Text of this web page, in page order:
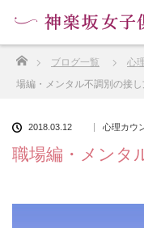
ブログ一覧 心
場編・メンタル不調別の接し
2018.03.12 心理カウ
職場編・メンタ